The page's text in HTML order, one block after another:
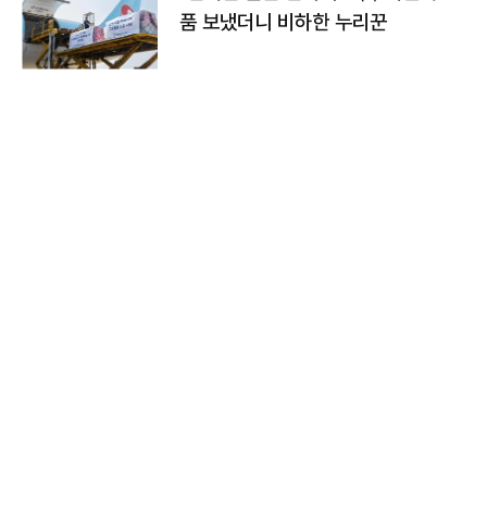
품 보냈더니 비하한 누리꾼